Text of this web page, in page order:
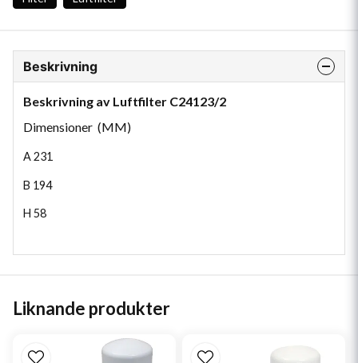
Beskrivning
Beskrivning av Luftfilter C24123/2
Dimensioner (MM)
A231
B 194
H 58
Liknande produkter